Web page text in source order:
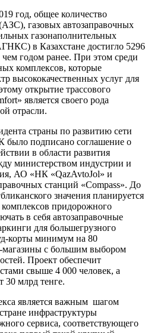
год, общее количество
газовых автозаправочных
газонаполнительных
в Казахстане достигло 5296
годом ранее. При этом среди
комплексов, которые
высококачественных услуг для
открытие трассового
является своего рода
отрасли.
страны по развитию сети
было подписано соглашение о
в области развития
министерством индустрии и
АО «НК «QazAvtoJol» и
станций «Compass». До
значения планируется
придорожного
в себя автозаправочные
для большегрузного
корты минимум на 80
магазины с большим выбором
Проект обеспечит
свыше 4 000 человек, а
30 млрд тенге.
является важным шагом
инфраструктуры
сервиса, соответствующего